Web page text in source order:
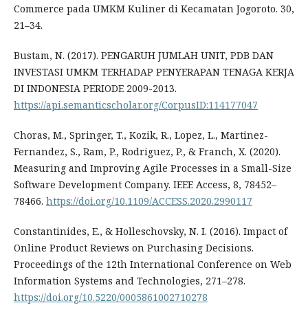
Commerce pada UMKM Kuliner di Kecamatan Jogoroto. 30,
21–34.
Bustam, N. (2017). PENGARUH JUMLAH UNIT, PDB DAN
INVESTASI UMKM TERHADAP PENYERAPAN TENAGA KERJA
DI INDONESIA PERIODE 2009-2013.
https://api.semanticscholar.org/CorpusID:114177047
Choras, M., Springer, T., Kozik, R., Lopez, L., Martinez-
Fernandez, S., Ram, P., Rodriguez, P., & Franch, X. (2020).
Measuring and Improving Agile Processes in a Small-Size
Software Development Company. IEEE Access, 8, 78452–
78466. https://doi.org/10.1109/ACCESS.2020.2990117
Constantinides, E., & Holleschovsky, N. I. (2016). Impact of
Online Product Reviews on Purchasing Decisions.
Proceedings of the 12th International Conference on Web
Information Systems and Technologies, 271–278.
https://doi.org/10.5220/0005861002710278